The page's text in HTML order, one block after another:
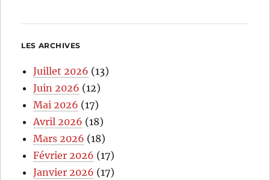
LES ARCHIVES
Juillet 2026 (13)
Juin 2026 (12)
Mai 2026 (17)
Avril 2026 (18)
Mars 2026 (18)
Février 2026 (17)
Janvier 2026 (17)